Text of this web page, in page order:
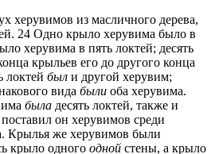
херувимов из масличного дерева,
24 Одно крыло херувима было в
херувима в пять локтей; десять
крыльев его до другого конца
локтей был и другой херувим;
вида были оба херувима.
была десять локтей, также и
он херувимов среди
Крылья же херувимов были
крыло одного одной стены, а крыло